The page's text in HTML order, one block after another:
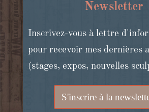
Newsletter
Inscrivez-vous à lettre
pour recevoir mes dernières
(stages, expos, nouvelles
S'inscrire à la